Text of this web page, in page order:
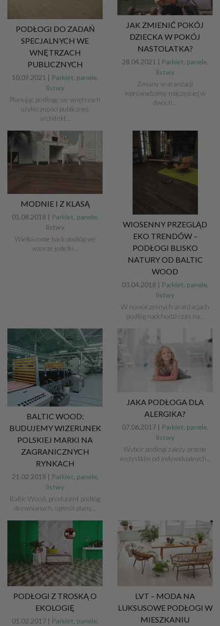
PODŁOGI DO ZADAŃ
SPECJALNYCH WE
WNĘTRZACH
PUBLICZNYCH
10.09.2021 | Parkiet, panele,
listwy
Planując podłogę we wnętrzach
użyteczności publicznej,
architekt...
JAK ZMIENIĆ POKÓJ
DZIECKA W POKÓJ
NASTOLATKA?
28.04.2021 | Parkiet, panele,
listwy
Zmiany w aranżacji
wprowadzamy najczęściej w
dwóch...
MODNIE I Z KLASĄ
01.08.2018 | Parkiet, panele,
listwy
Wielki come back podłóg we
wzorze jodełki...
WIOSENNY PRZEGLĄD
EKO TRENDÓW –
PODŁOGI BLISKO
NATURY OD BALTIC
WOOD
03.04.2018 |
Parkiet, panele,
listwy
W nowoczesnych aranżacjach
podłóg nadchodzi czas na...
BALTIC WOOD:
BUDUJEMY WIZERUNEK
POLSKIEJ MARKI NA
ZAGRANICZNYCH
RYNKACH
21.02.2018 | Parkiet, panele,
listwy
Baltic Wood, producent podłóg
drewnianych, ogłosił plany...
JAKA PODŁOGA DLA
ALERGIKA?
07.06.2017 | Parkiet, panele,
listwy
Wybór podłogi zależy przede
wszystkim od indywidualnych...
PODŁOGI Z TROSKĄ O
EKOLOGIĘ
01.02.2017 | Parkiet, panele,
LVT – MODA NA
LUKSUSOWE PODŁOGI W
MIESZKANIU